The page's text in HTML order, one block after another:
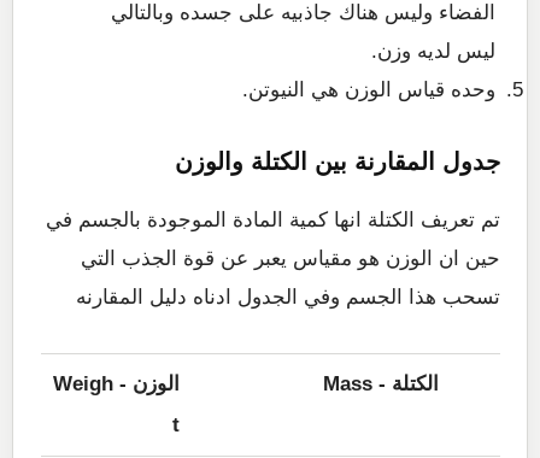
الفضاء وليس هناك جاذبيه على جسده وبالتالي
ليس لديه وزن.
وحده قياس الوزن هي النيوتن.
جدول المقارنة بين الكتلة والوزن
تم تعريف الكتلة انها كمية المادة الموجودة بالجسم في
حين ان الوزن هو مقياس يعبر عن قوة الجذب التي
تسحب هذا الجسم وفي الجدول ادناه دليل المقارنه
الكتلة - Mass
الوزن - Weigh
t